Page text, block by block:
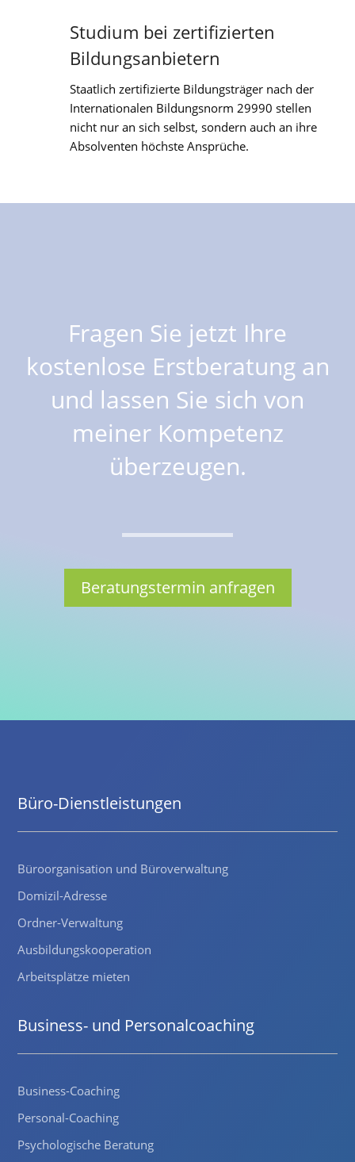
Studium bei zertifizierten
Bildungsanbietern
Staatlich zertifizierte Bildungsträger nach der
Internationalen Bildungsnorm 29990 stellen
nicht nur an sich selbst, sondern auch an ihre
Absolventen höchste Ansprüche.
Fragen Sie jetzt Ihre
kostenlose Erstberatung an
und lassen Sie sich von
meiner Kompetenz
überzeugen.
Beratungstermin anfragen
Büro-Dienstleistungen
Büroorganisation und Büroverwaltung
Domizil-Adresse
Ordner-Verwaltung
Ausbildungskooperation
Arbeitsplätze mieten
Business- und Personalcoaching
Business-Coaching
Personal-Coaching
Psychologische Beratung